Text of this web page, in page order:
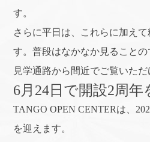
す。
さらに平日は、これらに加え
す。普段はなかなか見ることの
見学通路から間近でご覧いただ
6月24日で開設2周年
TANGO OPEN CENTERは、
を迎えます。